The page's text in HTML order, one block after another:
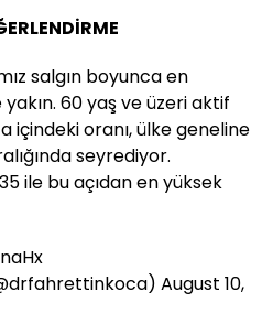
salgın boyunca en
60 yaş ve üzeri aktif
içindeki oranı, ülke geneline
seyrediyor.
ile bu açıdan en yüksek
August 10,